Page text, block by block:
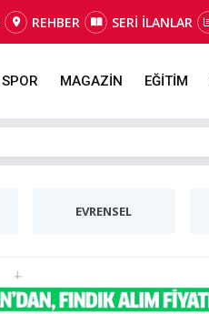
REHBER SERİ İLANLAR
SPOR MAGAZİN EĞİTİM
EVRENSEL